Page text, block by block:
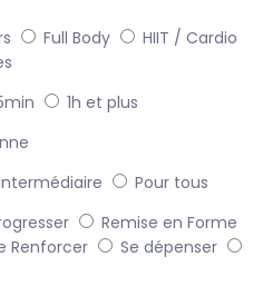
Full Body
HIIT / Cardio
1h et plus
Pour tous
Remise en Forme
Renforcer
Se dépenser